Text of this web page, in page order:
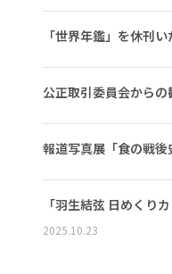
「世界年鑑」を休刊
公正取引委員会からの
報道写真展「食の戦
「羽生結弦 日めくり
2025.10.23